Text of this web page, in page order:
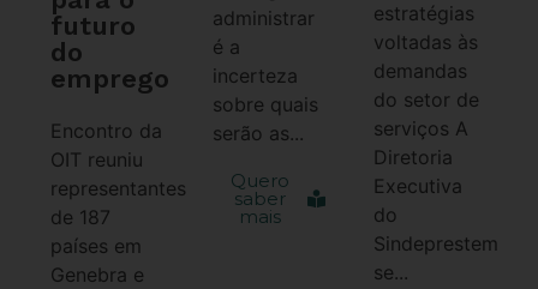
futuro
do
emprego
Encontro da
OIT reuniu
representantes
de 187
países em
Genebra e
administrar
é a
incerteza
sobre quais
serão as...
Quero
saber
mais
estratégias
voltadas às
demandas
do setor de
serviços A
Diretoria
Executiva
do
Sindeprestem
se...